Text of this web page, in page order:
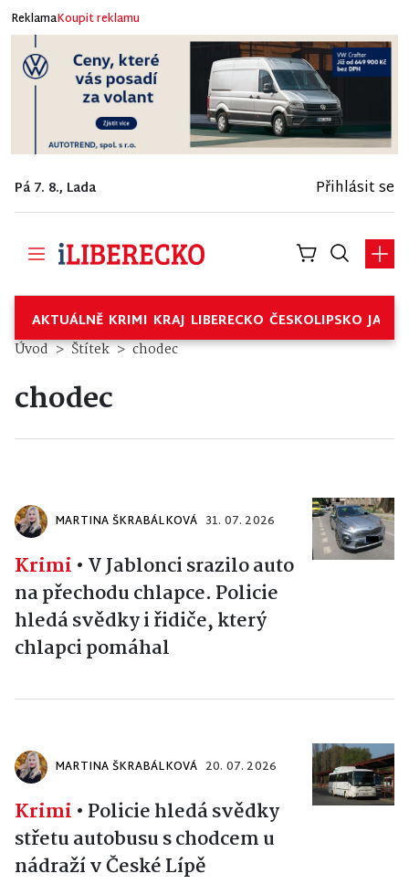
ReklamaKoupit reklamu
Pá 7. 8., Lada Přihlásit se
AKTUÁLNĚ KRIMI KRAJ LIBERECKO ČESKOLIPSKO
Úvod Štítek chodec
chodec
MARTINA ŠKRABÁLKOVÁ 31. 07. 2026
Krimi • V Jablonci srazilo auto
na přechodu chlapce. Policie
hledá svědky i řidiče, který
chlapci pomáhal
MARTINA ŠKRABÁLKOVÁ 20. 07. 2026
Krimi • Policie hledá svědky
střetu autobusu s chodcem u
nádraží v České Lípě